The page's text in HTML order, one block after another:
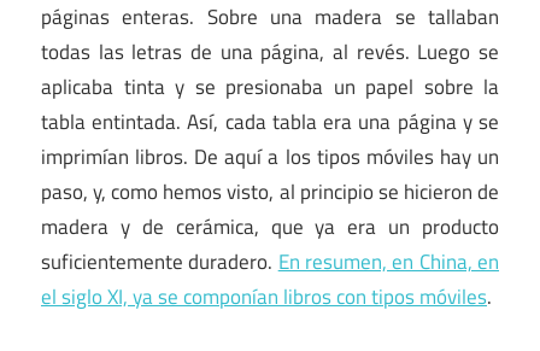
páginas enteras. Sobre una madera se tallaban
todas las letras de una página, al revés. Luego se
aplicaba tinta y se presionaba un papel sobre la
tabla entintada. Así, cada tabla era una página y se
imprimían libros. De aquí a los tipos móviles hay un
paso, y, como hemos visto, al principio se hicieron de
madera y de cerámica, que ya era un producto
suficientemente duradero.En resumen, en China, en
el siglo XI, ya se componían libros con tipos móviles.